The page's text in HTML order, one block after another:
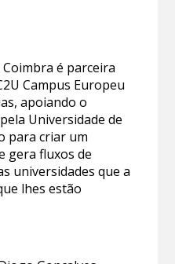
é parceira
Campus Europeu
apoiando o
Universidade de
para criar um
gera fluxos de
universidades que a
lhes estão